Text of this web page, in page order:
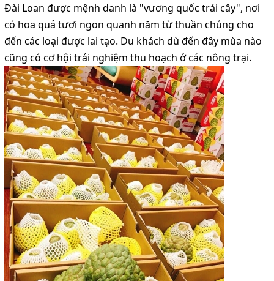
Đài Loan được mệnh danh là "vương quốc trái cây", nơi
có hoa quả tươi ngon quanh năm từ thuần chủng cho
đến các loại được lai tạo. Du khách dù đến đây mùa nào
cũng có cơ hội trải nghiệm thu hoạch ở các nông trại.